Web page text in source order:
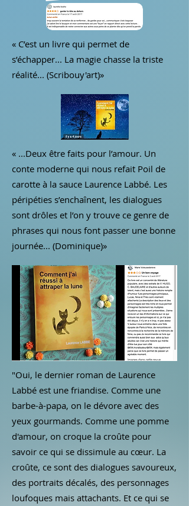
« C’est un livre qui permet de
s’échapper... La magie chasse la triste
réalité... (Scribouy'art)»
« ...Deux être faits pour l’amour. Un
conte moderne qui nous refait Poil de
carotte à la sauce Laurence Labbé. Les
péripéties s’enchaînent, les dialogues
sont drôles et l’on y trouve ce genre de
phrases qui nous font passer une bonne
journée... (Dominique)»
"Oui, le dernier roman de Laurence
Labbé est une friandise. Comme une
barbe-à-papa, on le dévore avec des
yeux gourmands. Comme une pomme
d'amour, on croque la croûte pour
savoir ce qui se dissimule au cœur. La
croûte, ce sont des dialogues savoureux,
des portraits décalés, des personnages
loufoques mais attachants. Et ce qui se